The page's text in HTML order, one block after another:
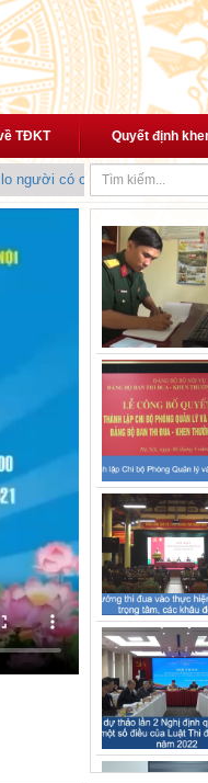
TĐKT Quyết định
có công với cách mạng"